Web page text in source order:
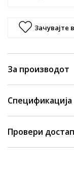
Зачувајте
За производот
Спецификација
Провери